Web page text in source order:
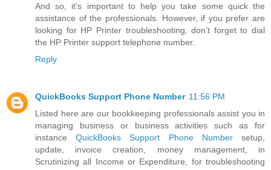
And so, it's important to help you take some quick the
assistance of the professionals. However, if you prefer are
looking for HP Printer troubleshooting, don’t forget to dial
the HP Printer support telephone number.
Reply
QuickBooks Support Phone Number 11:56 PM
Listed here are our bookkeeping professionals assist you in
managing business or business activities such as for
instanceQuickBooks Support Phone Numbersetup,
update, invoice creation, money management, in
Scrutinizing all Income or Expenditure, for troubleshooting